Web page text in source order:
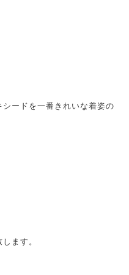
ードを一番きれいな着姿の
ます。